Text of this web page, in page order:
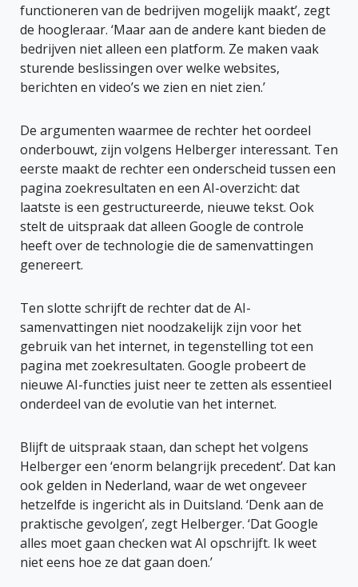
functioneren van de bedrijven mogelijk maakt’, zegt
de hoogleraar. ‘Maar aan de andere kant bieden de
bedrijven niet alleen een platform. Ze maken vaak
sturende beslissingen over welke websites,
berichten en video’s we zien en niet zien.’
De argumenten waarmee de rechter het oordeel
onderbouwt, zijn volgens Helberger interessant. Ten
eerste maakt de rechter een onderscheid tussen een
pagina zoekresultaten en een AI-overzicht: dat
laatste is een gestructureerde, nieuwe tekst. Ook
stelt de uitspraak dat alleen Google de controle
heeft over de technologie die de samenvattingen
genereert.
Ten slotte schrijft de rechter dat de AI-
samenvattingen niet noodzakelijk zijn voor het
gebruik van het internet, in tegenstelling tot een
pagina met zoekresultaten. Google probeert de
nieuwe AI-functies juist neer te zetten als essentieel
onderdeel van de evolutie van het internet.
Blijft de uitspraak staan, dan schept het volgens
Helberger een ‘enorm belangrijk precedent’. Dat kan
ook gelden in Nederland, waar de wet ongeveer
hetzelfde is ingericht als in Duitsland. ‘Denk aan de
praktische gevolgen’, zegt Helberger. ‘Dat Google
alles moet gaan checken wat AI opschrijft. Ik weet
niet eens hoe ze dat gaan doen.’